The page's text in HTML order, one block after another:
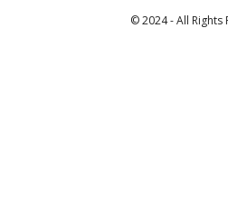
© 2024 - All Rights